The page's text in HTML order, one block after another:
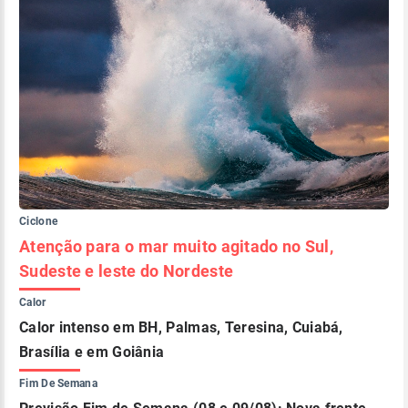
Ciclone
Atenção para o mar muito agitado no Sul,
Sudeste e leste do Nordeste
Calor
Calor intenso em BH, Palmas, Teresina, Cuiabá,
Brasília e em Goiânia
Fim De Semana